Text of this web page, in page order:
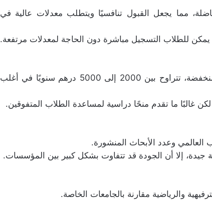
مما يجعل القبول تنافسيًا ويتطلب معدلات عالية في
للطلاب التسجيل مباشرة دون الحاجة لمعدلات مرتفعة.
– **الجامعات الحكومية**: تتميز بتكاليف دراسية منخفضة، تتراوح بين 2000 إلى 5000 درهم سنويًا في أغلب
غالبًا ما تقدم منحًا دراسية لمساعدة الطلاب المتفوقين.
العالمي وعدد الأبحاث المنشورة.
إلا أن الجودة قد تتفاوت بشكل كبير بين المؤسسات.
والرياضية مقارنة بالجامعات الخاصة.